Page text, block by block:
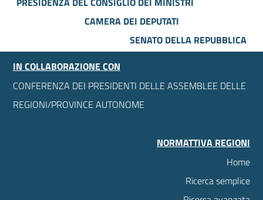
CAMERA DEI DEPUTATI
SENATO DELLA REPUBBLICA
IN COLLABORAZIONE CON
CONFERENZA DEI PRESIDENTI DELLE ASSEMBLEE DELLE
REGIONI/PROVINCE AUTONOME
NORMATTIVA REGIONI
Home
Ricerca semplice